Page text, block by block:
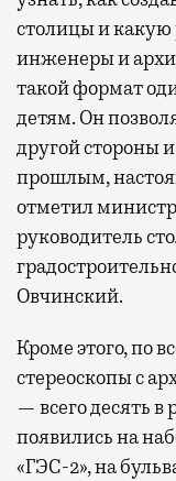
столицы и какую
инженеры и
такой формат
детям. Он
другой стороны
прошлым,
отметил
руководитель
Овчинский.
Кроме этого, по
стереоскопы с
— всего десять
появились на
«ГЭС-2», на